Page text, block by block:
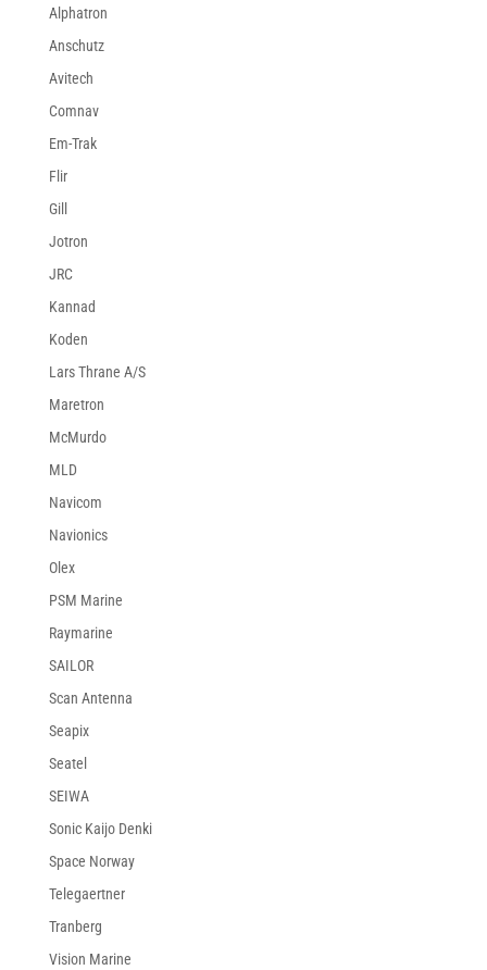
Alphatron
Anschutz
Avitech
Comnav
Em-Trak
Flir
Gill
Jotron
JRC
Kannad
Koden
Lars Thrane A/S
Maretron
McMurdo
MLD
Navicom
Navionics
Olex
PSM Marine
Raymarine
SAILOR
Scan Antenna
Seapix
Seatel
SEIWA
Sonic Kaijo Denki
Space Norway
Telegaertner
Tranberg
Vision Marine